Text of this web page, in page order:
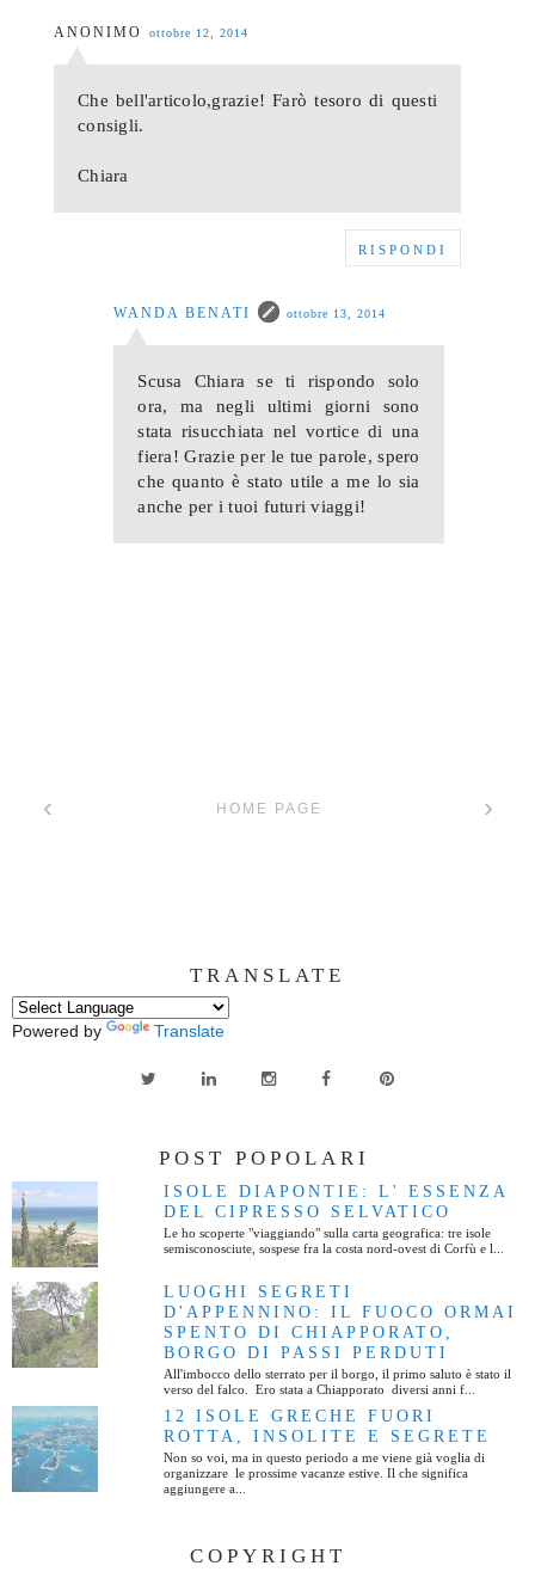
ANONIMO ottobre 12, 2014
Che bell'articolo,grazie! Farò tesoro di questi
consigli.
Chiara
RISPONDI
WANDA BENATI ottobre 13, 2014
Scusa Chiara se ti rispondo solo
ora, ma negli ultimi giorni sono
stata risucchiata nel vortice di una
fiera! Grazie per le tue parole, spero
che quanto è stato utile a me lo sia
anche per i tuoi futuri viaggi!
‹ ›
HOME PAGE
TRANSLATE
Powered by Translate
POST POPOLARI
ISOLE DIAPONTIE: L' ESSENZA
DEL CIPRESSO SELVATICO
Le ho scoperte "viaggiando" sulla carta geografica: tre isole
semisconosciute, sospese fra la costa nord-ovest di Corfù e l...
LUOGHI SEGRETI
D'APPENNINO: IL FUOCO ORMAI
SPENTO DI CHIAPPORATO,
BORGO DI PASSI PERDUTI
All'imbocco dello sterrato per il borgo, il primo saluto è stato il
verso del falco. Ero stata a Chiapporato diversi anni f...
12 ISOLE GRECHE FUORI
ROTTA, INSOLITE E SEGRETE
Non so voi, ma in questo periodo a me viene già voglia di
organizzare le prossime vacanze estive. Il che significa
aggiungere a...
COPYRIGHT